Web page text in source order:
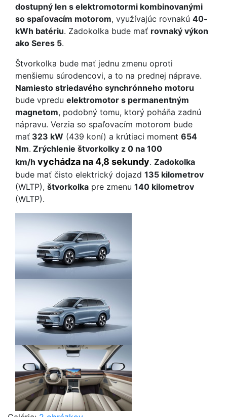
dostupný len s elektromotormi kombinovanými
so spaľovacím motorom, využívajúc rovnakú 40-
kWh batériu. Zadokolka bude mať rovnaký výkon
ako Seres 5.
Štvorkolka bude mať jednu zmenu oproti
menšiemu súrodencovi, a to na prednej náprave.
Namiesto striedavého synchrónneho motoru
bude vpredu elektromotor s permanentným
magnetom, podobný tomu, ktorý poháňa zadnú
nápravu. Verzia so spaľovacím motorom bude
mať 323 kW (439 koní) a krútiaci moment 654
Nm. Zrýchlenie štvorkolky z 0 na 100
km/h vychádza na 4,8 sekundy. Zadokolka
bude mať čisto elektrický dojazd 135 kilometrov
(WLTP), štvorkolka pre zmenu 140 kilometrov
(WLTP).